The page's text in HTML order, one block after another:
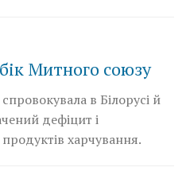
Митного союзу
в Білорусі й
дефіцит і
харчування.